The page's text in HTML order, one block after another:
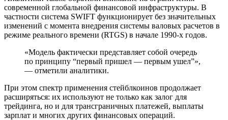
современной глобальной финансовой инфраструктуры. В
частности система SWIFT функционирует без значительных
изменений с момента внедрения системы валовых расчетов в
режиме реального времени (RTGS) в начале 1990-х годов.
«Модель фактически представляет собой очередь
по принципу “первый пришел — первым ушел”»,
— отметили аналитики.
При этом спектр применения стейблкоинов продолжает
расширяться: их используют не только как залог для
трейдинга, но и для трансграничных платежей, выплаты
зарплат и многих других финансовых операций.